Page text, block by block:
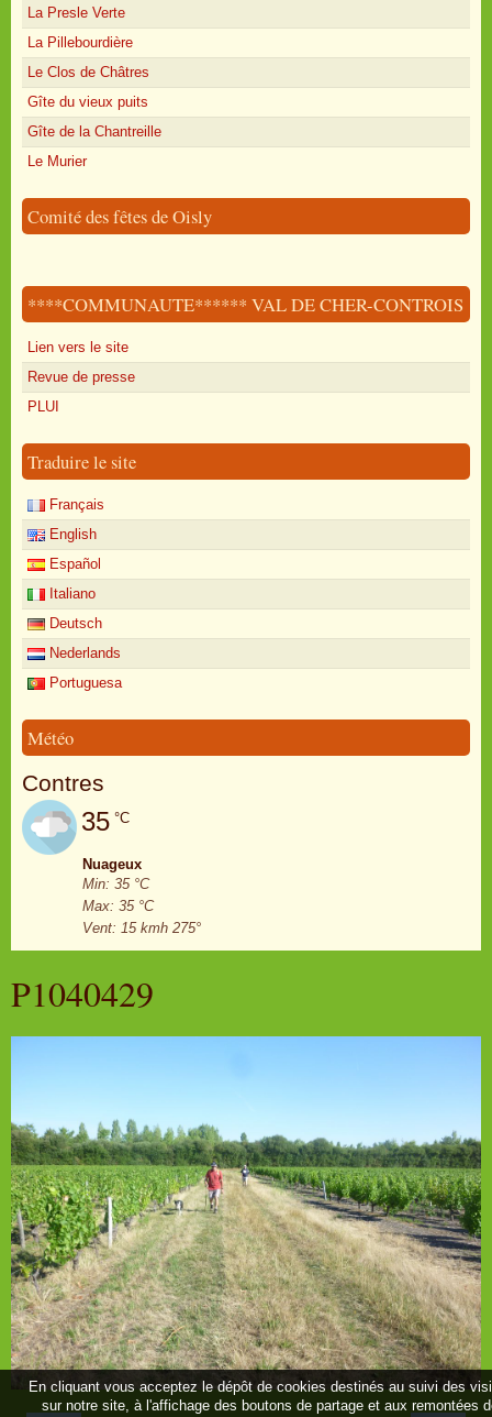
La Presle Verte
La Pillebourdière
Le Clos de Châtres
Gîte du vieux puits
Gîte de la Chantreille
Le Murier
Comité des fêtes de Oisly
****COMMUNAUTE****** VAL DE CHER-CONTROIS
Lien vers le site
Revue de presse
PLUI
Traduire le site
Français
English
Español
Italiano
Deutsch
Nederlands
Portuguesa
Météo
Contres
35 °C
Nuageux
Min: 35 °C
Max: 35 °C
Vent: 15 kmh 275°
P1040429
En cliquant vous acceptez le dépôt de cookies destinés au suivi des
sur notre site, à l'affichage des boutons de partage et aux remontées